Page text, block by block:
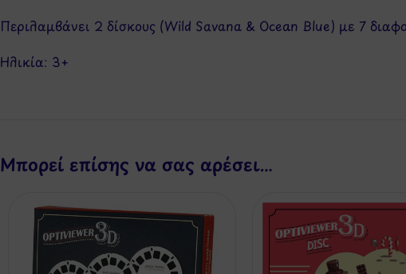
Περιλαμβάνει 2 δίσκους (Wild Savana & Ocean Blue) με 7
Ηλικία: 3+
Μπορεί επίσης να σας αρέσει…